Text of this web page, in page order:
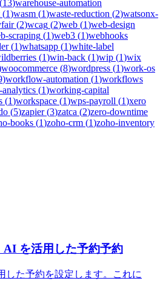
(13)warehouse-automation
(1)wasm (1)waste-reduction (2)watsonx-
(2)wcag (2)web (1)web-design
scraping (1)web3 (1)webhooks
(1)whatsapp (1)white-label
(1)win-back (1)wip (1)wix
woocommerce (8)wordpress (1)work-os
)workflow-automation (1)workflows
(1)working-capital
(1)workspace (1)wps-payroll (1)xero
(5)zapier(3)zatca (2)zero-downtime
books (1)zoho-crm (1)zoho-inventory
AI を活用した予約予約
した予約を設定します。これに